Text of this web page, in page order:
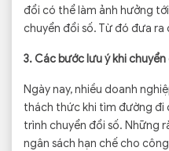
đổi có thể làm ảnh hưởng
chuyển đổi số. Từ đó đưa
3. Các bước lưu ý khi chuyển
Ngày nay, nhiều doanh
thách thức khi tìm đường đi
trình chuyển đổi số. Những
ngân sách hạn chế cho